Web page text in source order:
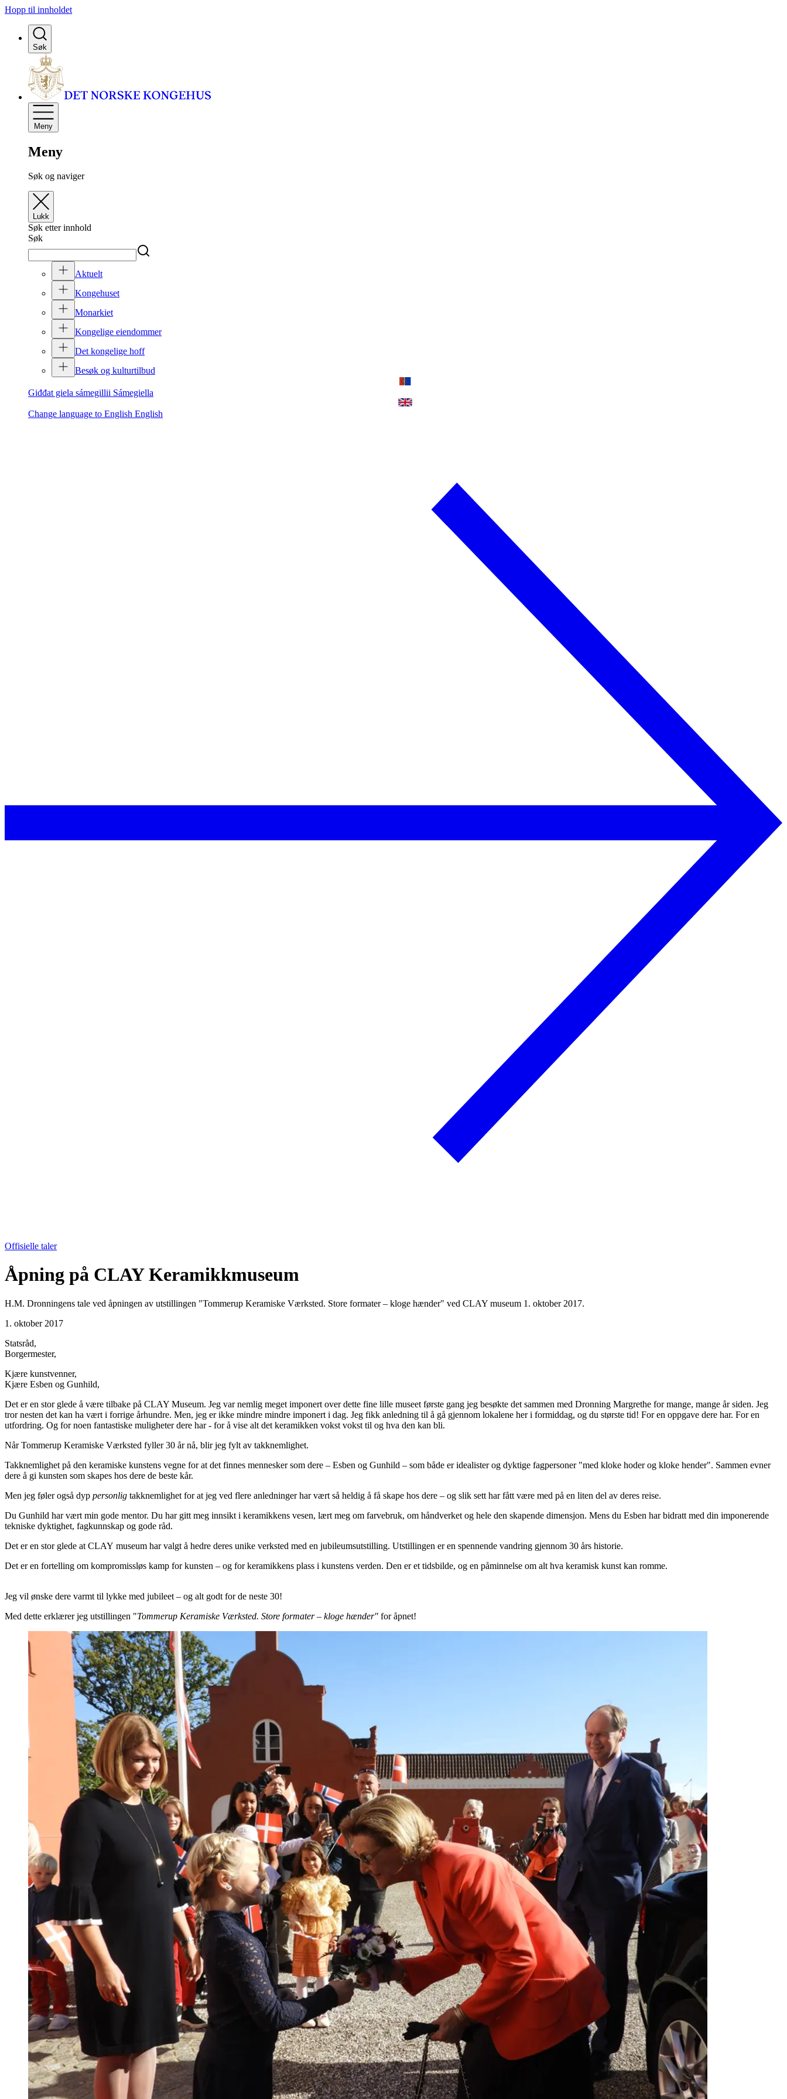
Hopp til innholdet
Søk
Meny
Meny
Søk og naviger
Lukk
Søk etter innhold
Søk
Aktuelt
Kongehuset
Monarkiet
Kongelige eiendommer
Det kongelige hoff
Besøk og kulturtilbud
Giđđat giela sámegillii Sámegiella
Change language to English English
Offisielle taler
Åpning på CLAY Keramikkmuseum
H.M. Dronningens tale ved åpningen av utstillingen "Tommerup Keramiske Værksted. Store formater – kloge hænder" ved CLAY museum 1. oktober 2017.
1. oktober 2017
Statsråd,
Borgermester,
Kjære kunstvenner,
Kjære Esben og Gunhild,
Det er en stor glede å være tilbake på CLAY Museum. Jeg var nemlig meget imponert over dette fine lille museet første gang jeg besøkte det sammen med Dronning Margrethe for mange, mange år siden. Jeg
tror nesten det kan ha vært i forrige århundre. Men, jeg er ikke mindre mindre imponert i dag. Jeg fikk anledning til å gå gjennom lokalene her i formiddag, og du største tid! For en oppgave dere har. For en
utfordring. Og for noen fantastiske muligheter dere har - for å vise alt det keramikken vokst vokst til og hva den kan bli.
Når Tommerup Keramiske Værksted fyller 30 år nå, blir jeg fylt av takknemlighet.
Takknemlighet på den keramiske kunstens vegne for at det finnes mennesker som dere – Esben og Gunhild – som både er idealister og dyktige fagpersoner "med kloke hoder og kloke hender". Sammen evner
dere å gi kunsten som skapes hos dere de beste kår.
Men jeg føler også dyp personlig takknemlighet for at jeg ved flere anledninger har vært så heldig å få skape hos dere – og slik sett har fått være med på en liten del av deres reise.
Du Gunhild har vært min gode mentor. Du har gitt meg innsikt i keramikkens vesen, lært meg om farvebruk, om håndverket og hele den skapende dimensjon. Mens du Esben har bidratt med din imponerende
tekniske dyktighet, fagkunnskap og gode råd.
Det er en stor glede at CLAY museum har valgt å hedre deres unike verksted med en jubileumsutstilling. Utstillingen er en spennende vandring gjennom 30 års historie.
Det er en fortelling om kompromissløs kamp for kunsten – og for keramikkens plass i kunstens verden. Den er et tidsbilde, og en påminnelse om alt hva keramisk kunst kan romme.
Jeg vil ønske dere varmt til lykke med jubileet – og alt godt for de neste 30!
Med dette erklærer jeg utstillingen "Tommerup Keramiske Værksted. Store formater – kloge hænder" for åpnet!